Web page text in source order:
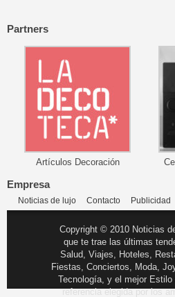
Partners
Artículos Decoración
Empresa
Noticias de lujo Contacto Publicidad
Copyright © 2010 Noticias
que te trae las últimas
Salud, Viajes, Hoteles,
Fiestas, Conciertos, Moda,
Tecnología, y el mejor Estilo
referencia elegida por los